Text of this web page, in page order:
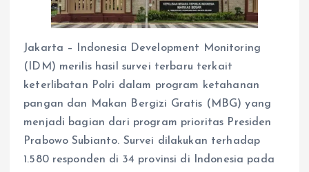
Jakarta – Indonesia Development Monitoring
(IDM) merilis hasil survei terbaru terkait
keterlibatan Polri dalam program ketahanan
pangan dan Makan Bergizi Gratis (MBG) yang
menjadi bagian dari program prioritas Presiden
Prabowo Subianto. Survei dilakukan terhadap
1.580 responden di 34 provinsi di Indonesia pada